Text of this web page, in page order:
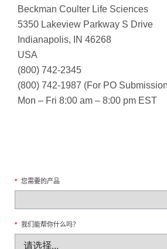
Beckman Coulter Life Sciences
5350 Lakeview Parkway S Drive
Indianapolis, IN 46268
USA
(800) 742-2345
(800) 742-1987 (For PO
Mon – Fri 8:00 am – 8:00 pm EST
* 您需要的产品
* 我们能帮你什么吗？